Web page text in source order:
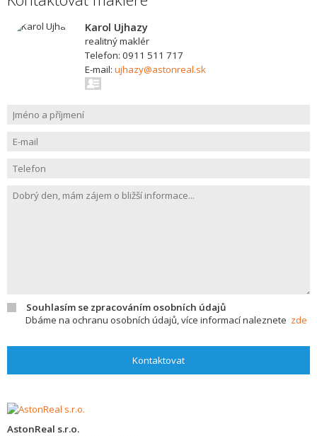
Karol Ujhazy
realitný maklér
Telefon: 0911 511 717
E-mail: ujhazy@astonreal.sk
Souhlasím se zpracováním osobních údajů
Dbáme na ochranu osobních údajů, více informací naleznete zde
Kontaktovat
AstonReal s.r.o.